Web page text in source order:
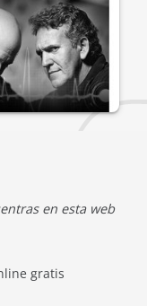
en esta web
gratis